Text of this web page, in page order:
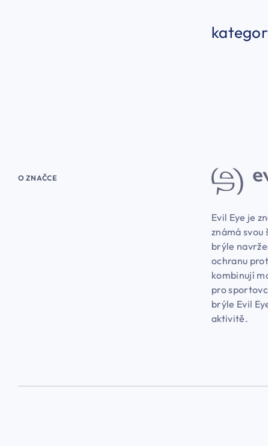
O ZNAČCE
Evil Eye je
známá svou
brýle
ochranu
kombinují
pro
brýle Evil
aktivitě.